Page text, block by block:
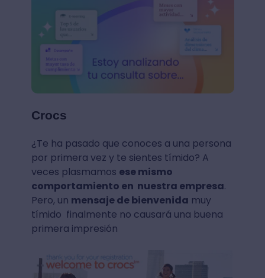
Crocs
¿Te ha pasado que conoces a una persona
por primera vez y te sientes tímido? A
veces plasmamos ese mismo
comportamiento en nuestra empresa.
Pero, un mensaje de bienvenida muy
tímido finalmente no causará una buena
primera impresión